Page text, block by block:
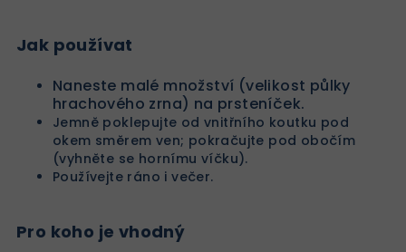
Jak používat
Naneste malé množství (velikost půlky
hrachového zrna) na prsteníček.
Jemně poklepujte od vnitřního koutku pod
okem směrem ven; pokračujte pod obočím
(vyhněte se hornímu víčku).
Používejte ráno i večer.
Pro koho je vhodný